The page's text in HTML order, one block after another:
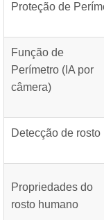
Proteção de
Função de
Perímetro (IA por
câmera)
Detecção de rosto
Propriedades do
rosto humano